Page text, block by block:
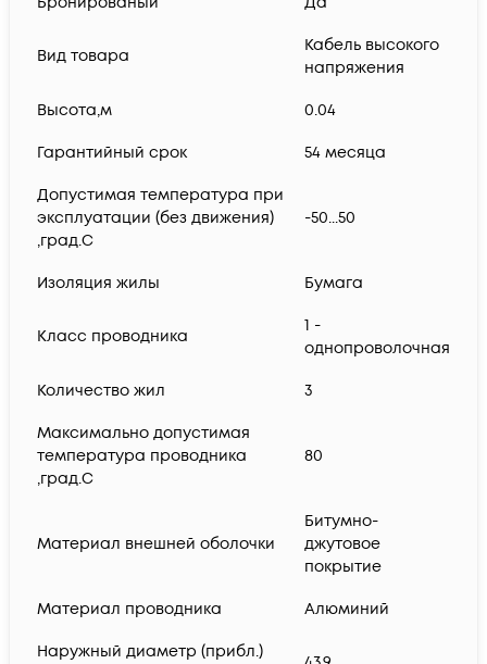
Вид товара
Кабель высокого
напряжения
Высота,м 0.04
Гарантийный срок 54 месяца
Допустимая температура при
эксплуатации (без движения)
,град.C
-50...50
Изоляция жилы Бумага
Класс проводника
1 -
однопроволочная
Количество жил 3
Максимально допустимая
температура проводника
,град.C
80
Материал внешней оболочки
Битумно-
джутовое
покрытие
Материал проводника Алюминий
Наружный диаметр (прибл.)